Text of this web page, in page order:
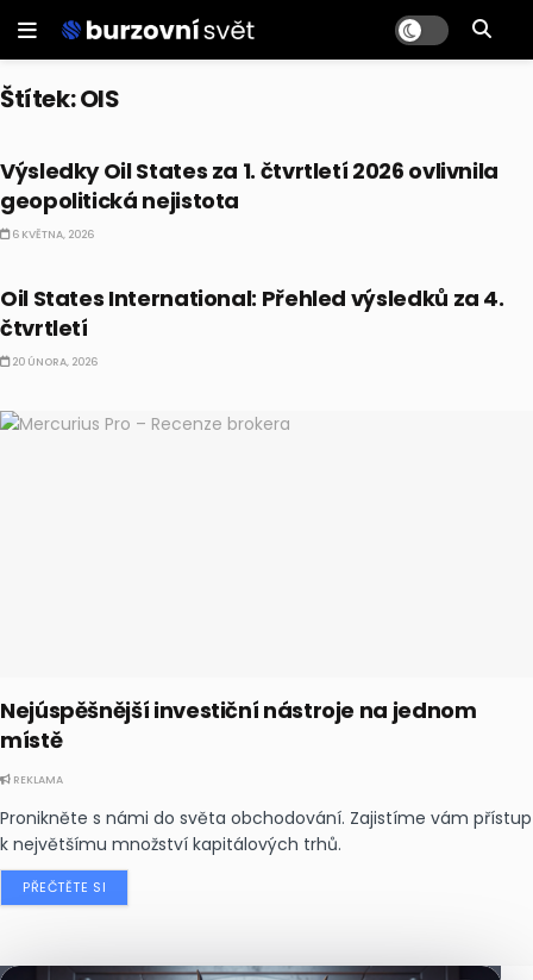
Štítek:OIS
Výsledky Oil States za 1. čtvrtletí 2026 ovlivnila
geopolitická nejistota
6 KVĚTNA, 2026
Oil States International: Přehled výsledků za 4.
čtvrtletí
20 ÚNORA, 2026
Nejúspěšnější investiční nástroje na jednom
místě
REKLAMA
Pronikněte s námi do světa obchodování. Zajistíme vám přístup
k největšímu množství kapitálových trhů.
PŘEČTĚTE SI